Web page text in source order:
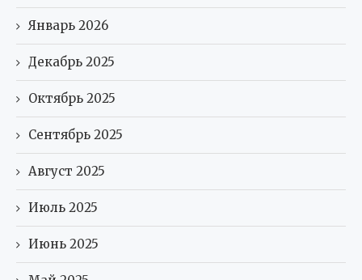
Январь 2026
Декабрь 2025
Октябрь 2025
Сентябрь 2025
Август 2025
Июль 2025
Июнь 2025